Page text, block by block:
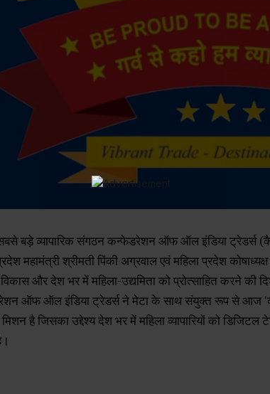
बड़े व्यापारिक संगठन कन्फेडरेशन ऑफ ऑल इंडिया ट्रेडर्स
महामंत्री श्रीमती पिंकी अग्रवाल एवं महिला प्रदेश
और देश भर में महिला-उद्यमिता को प्रोत्साहित करने की
ऑफ ऑल इंडिया ट्रेडर्स ने मेटा के साथ संयुक्त रूप से आज
मिशन है जिसका उद्देश्य देश भर में महिला व्यापारियों को